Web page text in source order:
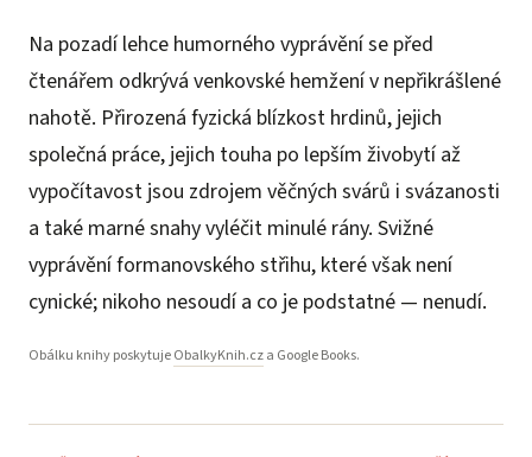
Na pozadí lehce humorného vyprávění se před
čtenářem odkrývá venkovské hemžení v nepřikrášlené
nahotě. Přirozená fyzická blízkost hrdinů, jejich
společná práce, jejich touha po lepším živobytí až
vypočítavost jsou zdrojem věčných svárů i svázanosti
a také marné snahy vyléčit minulé rány. Svižné
vyprávění formanovského střihu, které však není
cynické; nikoho nesoudí a co je podstatné — nenudí.
Obálku knihy poskytujeObalkyKnih.cza Google Books.